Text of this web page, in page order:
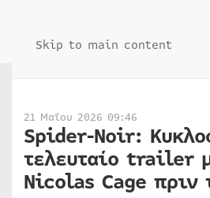
Skip to main content
21 Μαΐου 2026 09:46
Spider-Noir:
τελευταίο trailer
Nicolas Cage πριν